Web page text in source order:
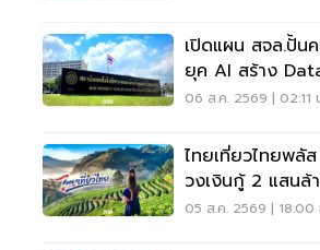
เปิดแผน สจล.ปั้น
ยุค AI สร้าง Data Center
Sandbox
06 ส.ค. 2569 | 02:11
ไทยเที่ยวไทยพลั
วงเงินกู้ 2 แสนล้
1,750-2,000 ล้าน
05 ส.ค. 2569 | 18:00